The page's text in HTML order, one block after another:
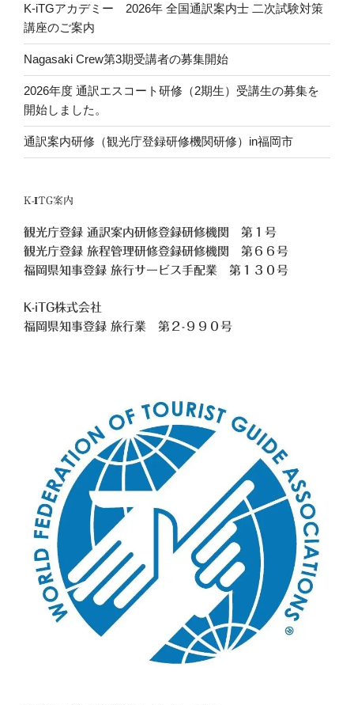
K-iTGアカデミー 2026年 全国通訳案内士 二次試験対策
講座のご案内
Nagasaki Crew第3期受講者の募集開始
2026年度 通訳エスコート研修（2期生）受講生の募集を
開始しました。
通訳案内研修（観光庁登録研修機関研修）in福岡市
K-ITG案内
観光庁登録 通訳案内研修登録研修機関 第１号
観光庁登録 旅程管理研修登録研修機関 第６６号
福岡県知事登録 旅行サービス手配業 第１３０号
K-iTG株式会社
福岡県知事登録 旅行業 第２-９９０号